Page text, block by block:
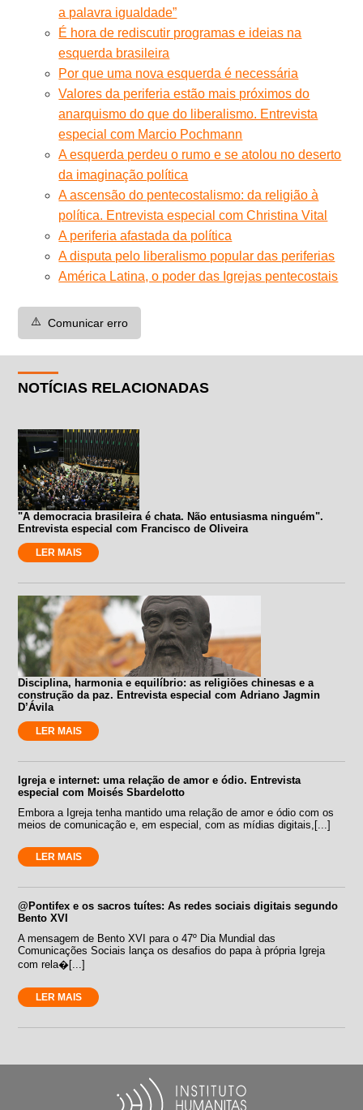
a palavra igualdade”
É hora de rediscutir programas e ideias na
esquerda brasileira
Por que uma nova esquerda é necessária
Valores da periferia estão mais próximos do
anarquismo do que do liberalismo. Entrevista
especial com Marcio Pochmann
A esquerda perdeu o rumo e se atolou no deserto
da imaginação política
A ascensão do pentecostalismo: da religião à
política. Entrevista especial com Christina Vital
A periferia afastada da política
A disputa pelo liberalismo popular das periferias
América Latina, o poder das Igrejas pentecostais
⚠️ Comunicar erro
NOTÍCIAS RELACIONADAS
"A democracia brasileira é chata. Não entusiasma ninguém".
Entrevista especial com Francisco de Oliveira
LER MAIS
Disciplina, harmonia e equilíbrio: as religiões chinesas e a
construção da paz. Entrevista especial com Adriano Jagmin
D’Ávila
LER MAIS
Igreja e internet: uma relação de amor e ódio. Entrevista
especial com Moisés Sbardelotto
Embora a Igreja tenha mantido uma relação de amor e ódio com os
meios de comunicação e, em especial, com as mídias digitais,[...]
LER MAIS
@Pontifex e os sacros tuítes: As redes sociais digitais segundo
Bento XVI
A mensagem de Bento XVI para o 47º Dia Mundial das
Comunicações Sociais lança os desafios do papa à própria Igreja
com rela�[...]
LER MAIS